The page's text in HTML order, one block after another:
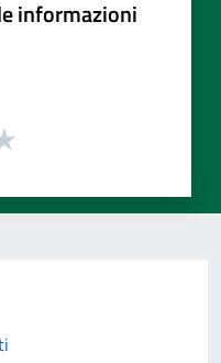
informazioni